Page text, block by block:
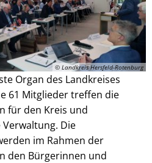
© Landkreis Hersfeld-Rotenburg
Organ des Landkreises
61 Mitglieder treffen die
für den Kreis und
Die
im Rahmen der
den Bürgerinnen und